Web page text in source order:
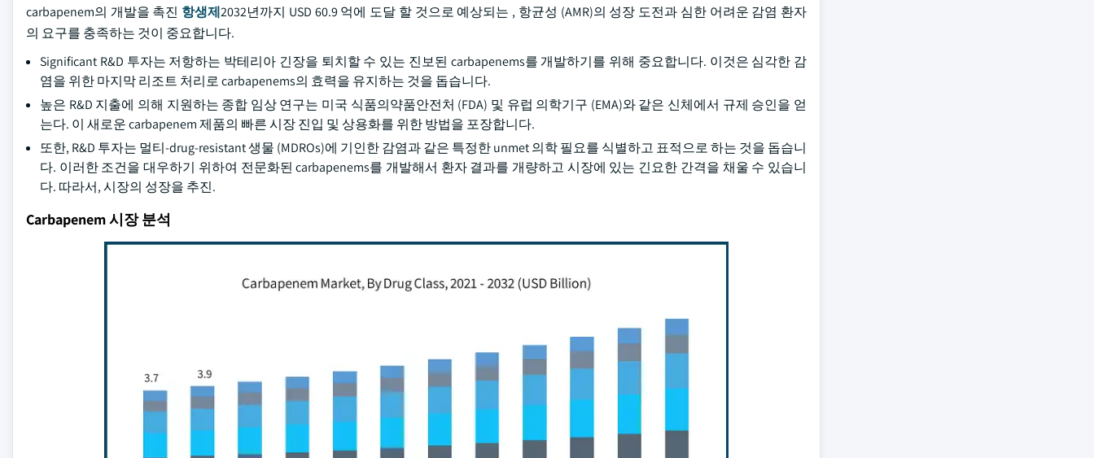
carbapenem의 개발을 촉진 항생제2032년까지 USD 60.9 억에 도달 할 것으로 예상되는 , 항균성 (AMR)의 성장 도전과 심한 어려운 감염 환자
의 요구를 충족하는 것이 중요합니다.
Significant R&D 투자는 저항하는 박테리아 긴장을 퇴치할 수 있는 진보된 carbapenems를 개발하기를 위해 중요합니다. 이것은 심각한 감
염을 위한 마지막 리조트 처리로 carbapenems의 효력을 유지하는 것을 돕습니다.
높은 R&D 지출에 의해 지원하는 종합 임상 연구는 미국 식품의약품안전처 (FDA) 및 유럽 의학기구 (EMA)와 같은 신체에서 규제 승인을 얻
는다. 이 새로운 carbapenem 제품의 빠른 시장 진입 및 상용화를 위한 방법을 포장합니다.
또한, R&D 투자는 멀티-drug-resistant 생물 (MDROs)에 기인한 감염과 같은 특정한 unmet 의학 필요를 식별하고 표적으로 하는 것을 돕습니
다. 이러한 조건을 대우하기 위하여 전문화된 carbapenems를 개발해서 환자 결과를 개량하고 시장에 있는 긴요한 간격을 채울 수 있습니
다. 따라서, 시장의 성장을 추진.
Carbapenem 시장 분석